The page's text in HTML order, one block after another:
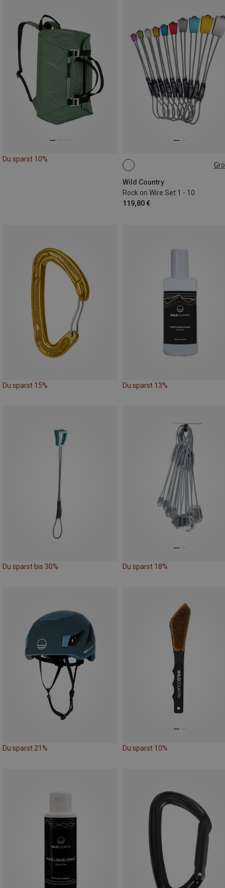
Du sparst 10%
Wild Country
Rock on Wire Set 1 - 10
119,80 €
ONE SIZE
Du sparst 15% Du sparst 13%
Du sparst bis 30% Du sparst 18%
Du sparst 21% Du sparst 10%